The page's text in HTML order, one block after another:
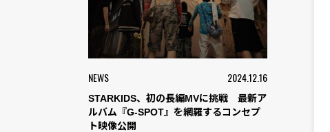
NEWS 2024.12.16
STARKIDS、初の⻑編MVに挑戦 最新ア
ルバム『G-SPOT』を網羅するコンセプ
ト映像公開